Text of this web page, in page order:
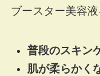
ブースター美容液
普段のスキン
肌が柔らかく